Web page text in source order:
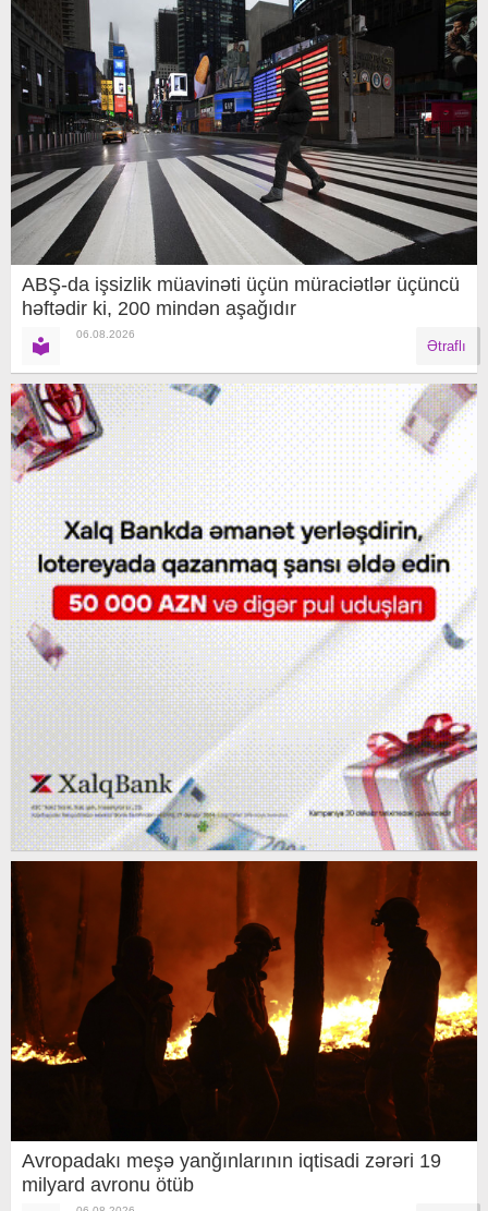
ABŞ-da işsizlik müavinəti üçün müraciətlər üçüncü
həftədir ki, 200 mindən aşağıdır
06.08.2026
Ətraflı
Avropadakı meşə yanğınlarının iqtisadi zərəri 19
milyard avronu ötüb